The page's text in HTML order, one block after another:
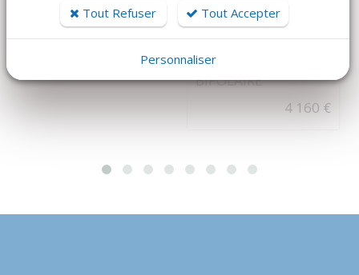
37 €
ÉLECTRIQUE
MINICUTTER KLS
AVEC SON KIT
BIPOLAIRE
4 160 €
Tout Refuser Tout Accepter
Personnaliser